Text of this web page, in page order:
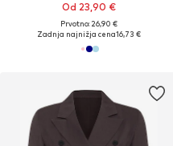
Od 23,90 €
Prvotno: 26,90 €
Zadnja najnižja cena16,73 €